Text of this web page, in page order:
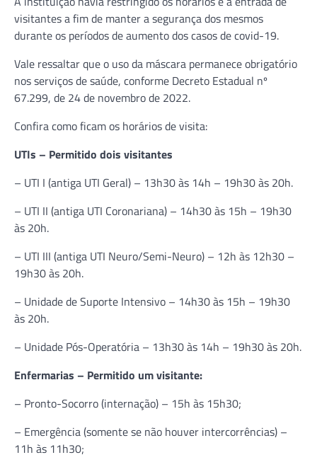
visitantes a fim de manter a segurança dos mesmos
durante os períodos de aumento dos casos de covid-19.
Vale ressaltar que o uso da máscara permanece obrigatório
nos serviços de saúde, conforme Decreto Estadual nº
67.299, de 24 de novembro de 2022.
Confira como ficam os horários de visita:
UTIs – Permitido dois visitantes
– UTI I (antiga UTI Geral) – 13h30 às 14h – 19h30 às 20h.
– UTI II (antiga UTI Coronariana) – 14h30 às 15h – 19h30
às 20h.
– UTI III (antiga UTI Neuro/Semi-Neuro) – 12h às 12h30 –
19h30 às 20h.
– Unidade de Suporte Intensivo – 14h30 às 15h – 19h30
às 20h.
– Unidade Pós-Operatória – 13h30 às 14h – 19h30 às 20h.
Enfermarias – Permitido um visitante:
– Pronto-Socorro (internação) – 15h às 15h30;
– Emergência (somente se não houver intercorrências) –
11h às 11h30;